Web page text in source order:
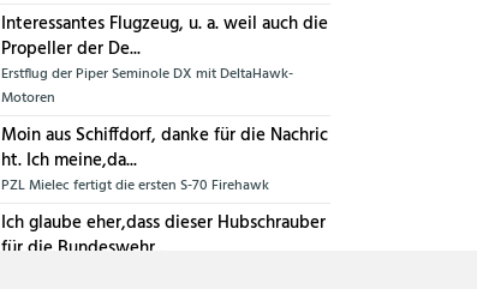
Interessantes Flugzeug, u. a. weil auch die
Propeller der De...
Erstflug der Piper Seminole DX mit DeltaHawk-
Motoren
Moin aus Schiffdorf, danke für die Nachric
ht. Ich meine,da...
PZL Mielec fertigt die ersten S-70 Firehawk
Ich glaube eher,dass dieser Hubschrauber
für die Bundeswehr...